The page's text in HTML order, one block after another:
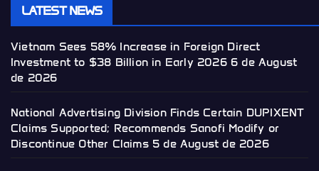
LATEST NEWS
Vietnam Sees 58% Increase in Foreign Direct
Investment to $38 Billion in Early 2026 6 de August
de 2026
National Advertising Division Finds Certain DUPIXENT
Claims Supported; Recommends Sanofi Modify or
Discontinue Other Claims 5 de August de 2026